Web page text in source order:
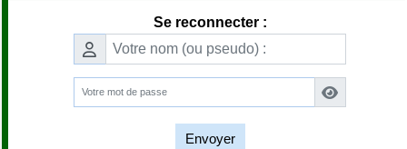
Se reconnecter :
Envoyer